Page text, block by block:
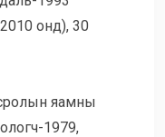
онд), 30
яамны
1979,